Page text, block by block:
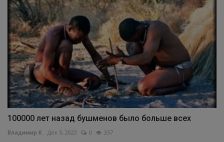
100000 лет назад бушменов было больше всех
Владимир К. Дек 5, 2022 0 357